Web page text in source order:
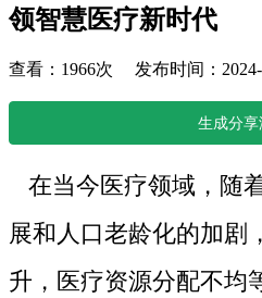
领智慧医疗新时代
查看：1966次 发布时间：2024-
生成分享
在当今医疗领域，随
展和人口老龄化的加剧
升，医疗资源分配不均